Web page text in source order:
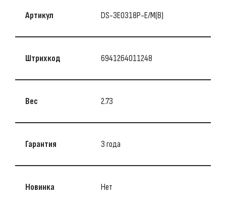
Артикул DS-3E0318P-E/M(B)
Штрихкод 6941264011248
Вес 2.73
Гарантия 3 года
Новинка Нет